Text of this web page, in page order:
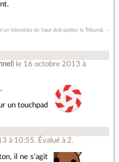
un kilomètre de haut doit quitter le Tribunal. --
) le 16 octobre 2013 à
un touchpad
à 10:55. Évalué à 2.
il ne s'agit